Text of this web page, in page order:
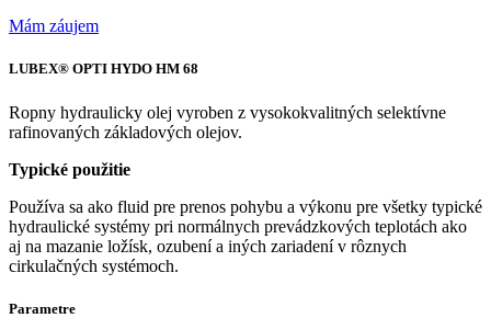
Mám záujem
LUBEX® OPTI HYDO HM 68
Ropny hydraulicky olej vyroben z vysokokvalitných selektívne
rafinovaných základových olejov.
Typické použitie
Používa sa ako fluid pre prenos pohybu a výkonu pre všetky typické
hydraulické systémy pri normálnych prevádzkových teplotách ako
aj na mazanie ložísk, ozubení a iných zariadení v rôznych
cirkulačných systémoch.
Parametre